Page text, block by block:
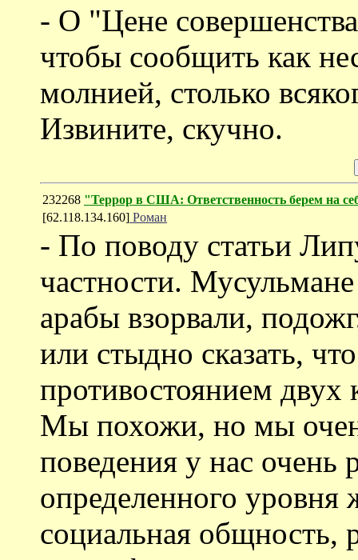
- О "Цене
чтобы сообщить как
молнией, столько
Извините, скучно.
232268 "Террор в США: Ответственность берем на
[62.118.134.160] Роман
- По поводу статьи
частности.
арабы взорвали,
или стыдно сказать,
противостоянием двух
Мы похожи, но мы
поведения у нас
определенного уровня
социальная общность,